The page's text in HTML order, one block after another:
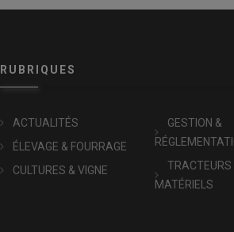
RUBRIQUES
ACTUALITÉS
ÉLEVAGE & FOURRAGE
CULTURES & VIGNE
GESTION &
TRACTEURS
MATÉRIELS